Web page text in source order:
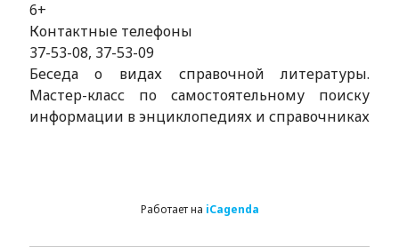
6+
Контактные телефоны
37-53-08, 37-53-09
Беседа о видах справочной литературы.
Мастер-класс по самостоятельному поиску
информации в энциклопедиях и справочниках
Работает на iCagenda